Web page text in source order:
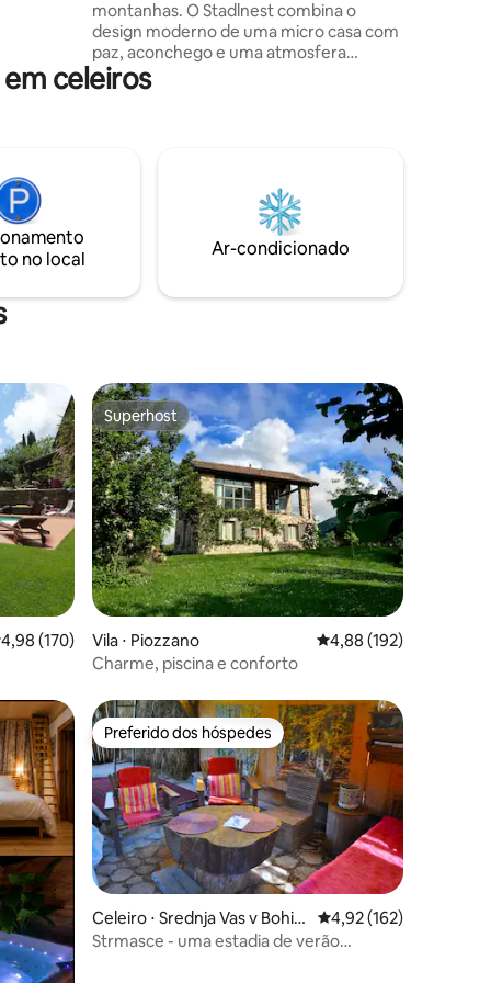
montanhas. O Stadlnest combina o
design moderno de uma micro casa com
paz, aconchego e uma atmosfera
verdadeiramente especial. Grandes
fachadas de vidro trazem a natureza
noites acolhedoras e uma fuga genuína
no Vale de Stubai – sustentável, tranquilo
e cuidadosamente projetado para o
essencial que realmente importa.
celeiros
no local
Ar-condicionado
hóspedes
de uma avaliação média de 5, 170 avaliações
4,98 (170)
Superhost
Superhost
Vila ⋅ Piozzano 4,88 de uma avaliação
4,88 (192)
Charme, piscina e conforto
hóspedes Preferido dos hóspedes
Preferido dos hóspedes
Celeiro ⋅ Srednja Vas v Bohinj
u
4,92 de uma avaliação
4,92 (162)
Strmasce - uma estadia de verão